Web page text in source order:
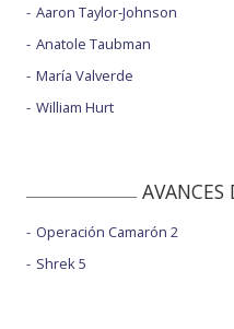
Aaron Taylor-Johnson
Anatole Taubman
María Valverde
William Hurt
AVANCES
Operación Camarón 2
Shrek 5